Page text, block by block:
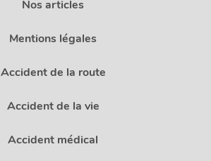
Nos articles
Mentions légales
Accident de la route
Accident de la vie
Accident médical